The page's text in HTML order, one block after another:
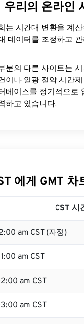
우리의 온라인
는 시간대 변환을 계산
데이터를 조정하고
분의 다른 사이트는
이나 일광 절약 시간
베이스를 정기적으로
하고 있습니다.
에게 GMT 차
CST 시
am CST (자정)
am CST
am CST
am CST